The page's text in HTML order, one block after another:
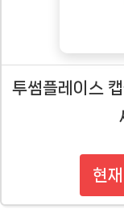
투썸플레이스
현